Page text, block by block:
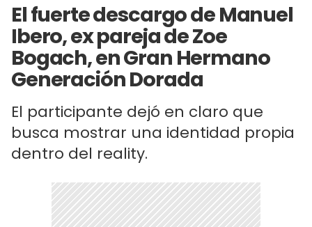
El fuerte descargo de Manuel
Ibero, ex pareja de Zoe
Bogach, en Gran Hermano
Generación Dorada
El participante dejó en claro que
busca mostrar una identidad propia
dentro del reality.